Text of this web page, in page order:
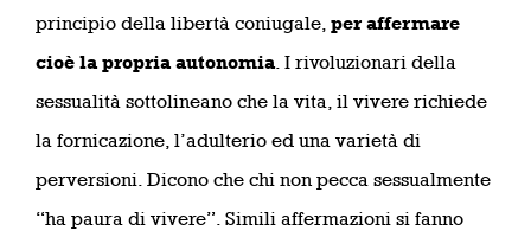
principio della libertà coniugale, per affermare
cioè la propria autonomia. I rivoluzionari della
sessualità sottolineano che la vita, il vivere richiede
la fornicazione, l’adulterio ed una varietà di
perversioni. Dicono che chi non pecca sessualmente
“ha paura di vivere”. Simili affermazioni si fanno